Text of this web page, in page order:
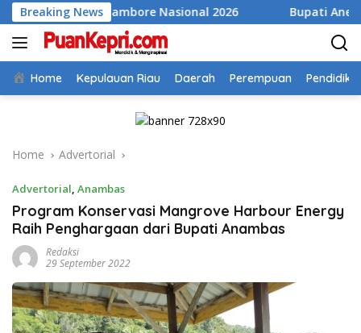
Skip
to
content
Breaking News
Jambore Nasional 2026 Bupati Aneng Evaluasi
Home Kepulauan Riau Daerah Perempuan
Home Advertorial
Advertorial, Anambas
Program Konservasi Mangrove Harbour Energy
Raih Penghargaan dari Bupati Anambas
Redaksi
29 September 2022